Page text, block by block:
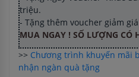
triệu.
- Tặng thêm voucher giảm
MUA NGAY ! SỐ LƯỢNG CÓ
>> Chương trình khuyến mãi
nhận ngàn quà tặng